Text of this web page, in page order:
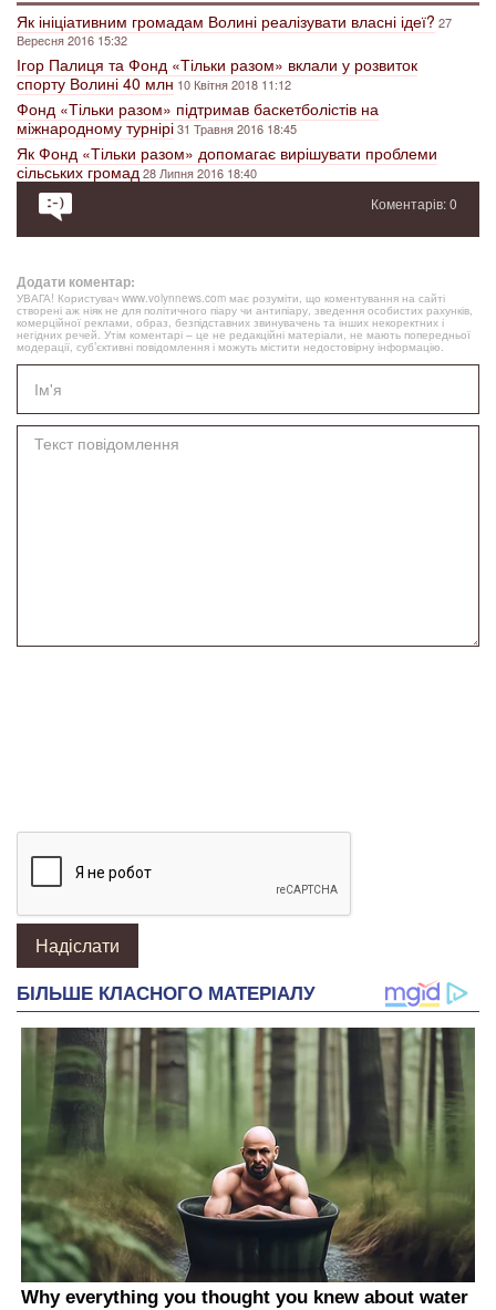
Як ініціативним громадам Волині реалізувати власні ідеї? 27
Вересня 2016 15:32
Ігор Палиця та Фонд «Тільки разом» вклали у розвиток
спорту Волині 40 млн 10 Квітня 2018 11:12
Фонд «Тільки разом» підтримав баскетболістів на
міжнародному турнірі31 Травня 2016 18:45
Як Фонд «Тільки разом» допомагає вирішувати проблеми
сільських громад28 Липня 2016 18:40
Коментарів: 0
Додати коментар:
УВАГА! Користувач www.volynnews.com має розуміти, що коментування на сайті
створені аж ніяк не для політичного піару чи антипіару, зведення особистих рахунків,
комерційної реклами, образ, безпідставних звинувачень та інших некоректних і
негідних речей. Утім коментарі – це не редакційні матеріали, не мають попередньої
модерації, суб’єктивні повідомлення і можуть містити недостовірну інформацію.